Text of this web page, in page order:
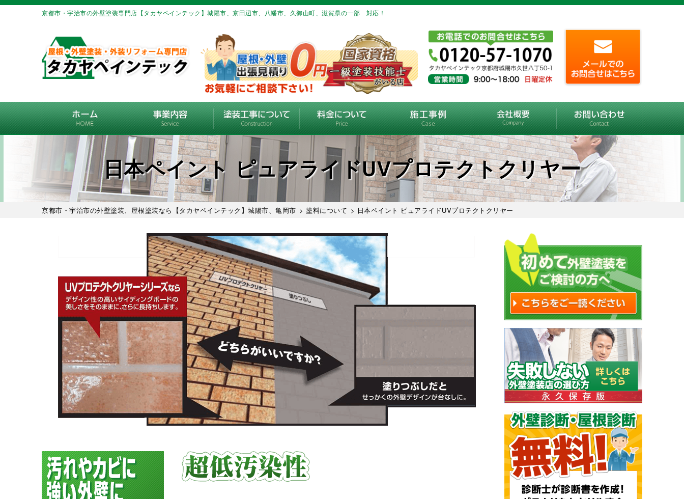
京都市・宇治市の外壁塗装専門店【タカヤペインテック】城陽市、京田辺市、八幡市、久御山町、滋賀県の一部 対応！
日本ペイント ピュアライドUVプロテクトクリヤー
京都市・宇治市の外壁塗装、屋根塗装なら【タカヤペインテック】城陽市、亀岡市 > 塗料について > 日本ペイント ピュアライドUVプロテクトクリヤー